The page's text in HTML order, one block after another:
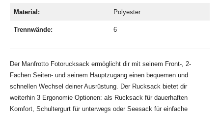
Material: Polyester
Trennwände: 6
Der Manfrotto Fotorucksack ermöglicht dir mit seinem Front-, 2-
Fachen Seiten- und seinem Hauptzugang einen bequemen und
schnellen Wechsel deiner Ausrüstung. Der Rucksack bietet dir
weiterhin 3 Ergonomie Optionen: als Rucksack für dauerhaften
Komfort, Schultergurt für unterwegs oder Seesack für einfache